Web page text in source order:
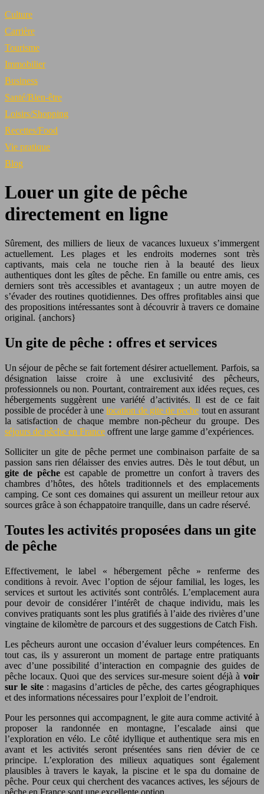
Culture
Carrière
Tourisme
Immobilier
Business
Santé/Bien-être
Loisirs/Shopping
Recettes/Food
Vie pratique
Blog
Louer un gite de pêche
directement en ligne
Sûrement, des milliers de lieux de vacances luxueux s’immergent
actuellement. Les plages et les endroits modernes sont très
captivants, mais cela ne touche rien à la beauté des lieux
authentiques dont les gîtes de pêche. En famille ou entre amis, ces
derniers sont très accessibles et avantageux ; un autre moyen de
s’évader des routines quotidiennes. Des offres profitables ainsi que
des propositions intéressantes sont à découvrir à travers ce domaine
original. {anchors}
Un gite de pêche : offres et services
Un séjour de pêche se fait fortement désirer actuellement. Parfois, sa
désignation laisse croire à une exclusivité des pêcheurs,
professionnels ou non. Pourtant, contrairement aux idées reçues, ces
hébergements suggèrent une variété d’activités. Il est de ce fait
possible de procéder à unelocation de gite de peche tout en assurant
la satisfaction de chaque membre non-pêcheur du groupe. Des
séjours de pêche en France offrent une large gamme d’expériences.
Solliciter un gite de pêche permet une combinaison parfaite de sa
passion sans rien délaisser des envies autres. Dès le tout début, un
gite de pêcheest capable de promettre un confort à travers des
chambres d’hôtes, des hôtels traditionnels et des emplacements
camping. Ce sont ces domaines qui assurent un meilleur retour aux
sources grâce à son échappatoire tranquille, dans un cadre réservé.
Toutes les activités proposées dans un gite
de pêche
Effectivement, le label « hébergement pêche » renferme des
conditions à revoir. Avec l’option de séjour familial, les loges, les
services et surtout les activités sont contrôlés. L’emplacement aura
pour devoir de considérer l’intérêt de chaque individu, mais les
convives pratiquants sont les plus gratifiés à l’aide des rivières d’une
vingtaine de kilomètre de parcours et des suggestions de Catch Fish.
Les pêcheurs auront une occasion d’évaluer leurs compétences. En
tout cas, ils y assureront un moment de partage entre pratiquants
avec d’une possibilité d’interaction en compagnie des guides de
pêche locaux. Quoi que des services sur-mesure soient déjà à voir
sur le site : magasins d’articles de pêche, des cartes géographiques
et des informations nécessaires pour l’exploit de l’endroit.
Pour les personnes qui accompagnent, le gite aura comme activité à
proposer la randonnée en montagne, l’escalade ainsi que
l’exploration en vélo. Le côté idyllique et authentique sera mis en
avant et les activités seront présentées sans rien dévier de ce
principe. L’exploration des milieux aquatiques sont également
plausibles à travers le kayak, la piscine et le spa du domaine de
pêche. Pour ceux qui cherchent des vacances actives, les séjours de
pêche en France sont une excellente option.